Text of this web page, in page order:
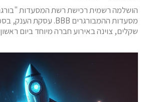
הושלמה רשמית רכישת רשת המסעדות
שקלים, צוינה באירוע חברה מיוחד ביום